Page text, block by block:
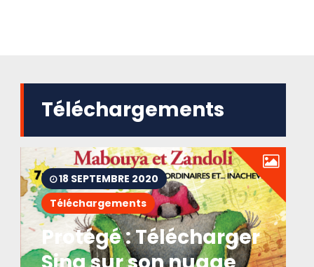
Téléchargements
18 SEPTEMBRE 2020
Téléchargements
Protégé : Télécharger